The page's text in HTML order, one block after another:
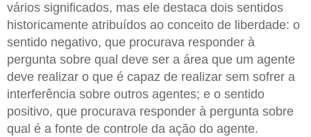
vários significados, mas ele destaca dois sentidos
historicamente atribuídos ao conceito de liberdade: o
sentido negativo, que procurava responder à
pergunta sobre qual deve ser a área que um agente
deve realizar o que é capaz de realizar sem sofrer a
interferência sobre outros agentes; e o sentido
positivo, que procurava responder à pergunta sobre
qual é a fonte de controle da ação do agente.